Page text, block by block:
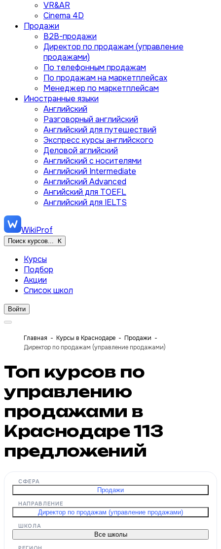
VR&AR
Cinema 4D
Продажи
B2B-продажи
Директор по продажам (управление
продажами)
По телефонным продажам
По продажам на маркетплейсах
Менеджер по маркетплейсам
Иностранные языки
Английский
Разговорный английский
Английский для путешествий
Экспресс курсы английского
Деловой аглийский
Английский с носителями
Английский Intermediate
Английский Advanced
Ангийский для TOEFL
Английский для IELTS
WikiProf
Поиск курсов... K
Курсы
Подбор
Акции
Список школ
Войти
Главная Курсы в Краснодаре
Продажи
Директор по продажам (управление продажами)
Топ курсов по
управлению
продажами в
Краснодаре113
предложений
СФЕРА
Продажи
НАПРАВЛЕНИЕ
Директор по продажам (управление продажами)
ШКОЛА
Все школы